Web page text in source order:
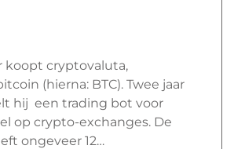
koopt cryptovaluta,
(hierna: BTC). Twee jaar
hij een trading bot voor
op crypto-exchanges. De
ongeveer 12…